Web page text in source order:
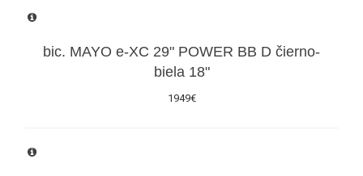
bic. MAYO e-XC 29" POWER BB D čierno-
biela 18"
1949€